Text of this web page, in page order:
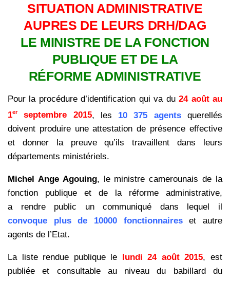
SITUATION ADMINISTRATIVE
AUPRES DE LEURS DRH/DAG
LE MINISTRE DE LA FONCTION
PUBLIQUE ET DE LA
RÉFORME ADMINISTRATIVE
Pour la procédure d’identification qui va du24 août au
1er septembre 2015, les 10 375 agentsquerellés
doivent produire une attestation de présence effective
et donner la preuve qu’ils travaillent dans leurs
départements ministériels.
Michel Ange Agouing, le ministre camerounais de la
fonction publique et de la réforme administrative,
a rendre public un communiqué dans lequel il
convoque plus de 10000 fonctionnaireset autre
agents de l’Etat.
La liste rendue publique le lundi 24 août 2015, est
publiée et consultable au niveau du babillard du